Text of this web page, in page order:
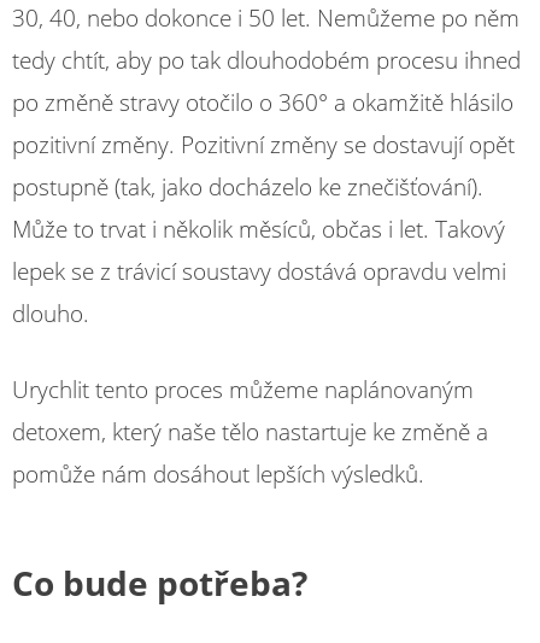
30, 40, nebo dokonce i 50 let. Nemůžeme po něm
tedy chtít, aby po tak dlouhodobém procesu ihned
po změně stravy otočilo o 360° a okamžitě hlásilo
pozitivní změny. Pozitivní změny se dostavují opět
postupně (tak, jako docházelo ke znečišťování).
Může to trvat i několik měsíců, občas i let. Takový
lepek se z trávicí soustavy dostává opravdu velmi
dlouho.
Urychlit tento proces můžeme naplánovaným
detoxem, který naše tělo nastartuje ke změně a
pomůže nám dosáhout lepších výsledků.
Co bude potřeba?